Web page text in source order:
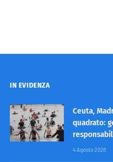
IN EVIDENZA
Ceuta,
quadrato:
4 Agosto 2026